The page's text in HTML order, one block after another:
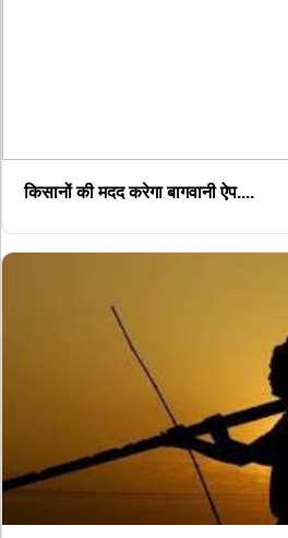
किसानों की मदद करेगा बागवानी ऐप....